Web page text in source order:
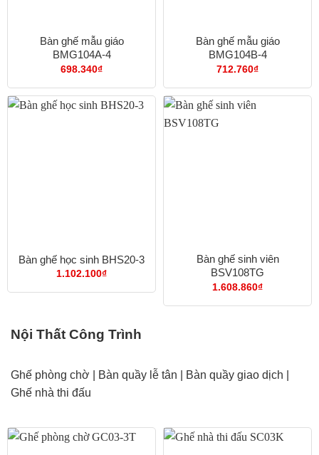
Bàn ghế mẫu giáo
BMG104A-4
698.340₫
Bàn ghế mẫu giáo
BMG104B-4
712.760₫
Bàn ghế học sinh BHS20-3
1.102.100₫
Bàn ghế sinh viên
BSV108TG
1.608.860₫
Nội Thất Công Trình
Ghế phòng chờ Bàn quầy lễ tân Bàn quầy giao dịch
Ghế nhà thi đấu